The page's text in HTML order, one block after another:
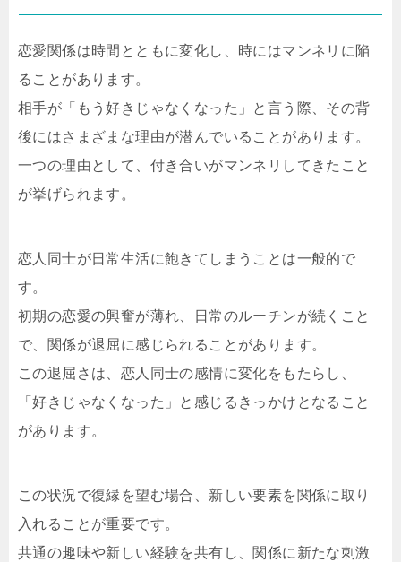
恋愛関係は時間とともに変化し、時にはマンネリに陥
ることがあります。
相手が「もう好きじゃなくなった」と言う際、その背
後にはさまざまな理由が潜んでいることがあります。
一つの理由として、付き合いがマンネリしてきたこと
が挙げられます。
恋人同士が日常生活に飽きてしまうことは一般的で
す。
初期の恋愛の興奮が薄れ、日常のルーチンが続くこと
で、関係が退屈に感じられることがあります。
この退屈さは、恋人同士の感情に変化をもたらし、
「好きじゃなくなった」と感じるきっかけとなること
があります。
この状況で復縁を望む場合、新しい要素を関係に取り
入れることが重要です。
共通の趣味や新しい経験を共有し、関係に新たな刺激